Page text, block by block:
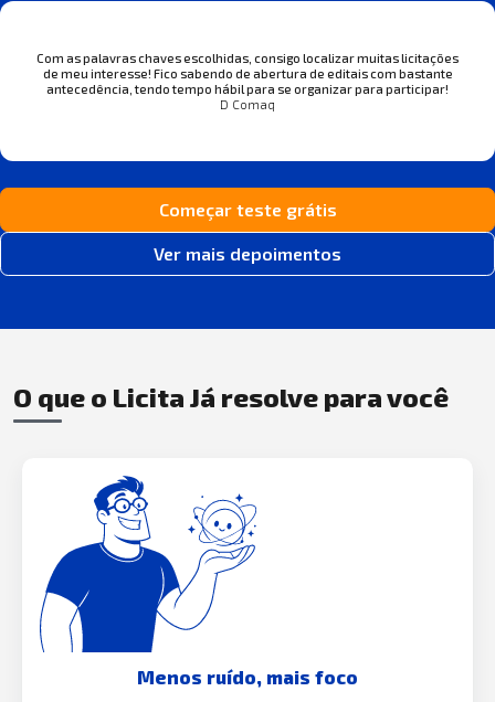
Com as palavras chaves escolhidas, consigo localizar muitas licitações
de meu interesse! Fico sabendo de abertura de editais com bastante
antecedência, tendo tempo hábil para se organizar para participar!
D Comaq
Começar teste grátis
Ver mais depoimentos
O que o Licita Já resolve para você
Menos ruído, mais foco